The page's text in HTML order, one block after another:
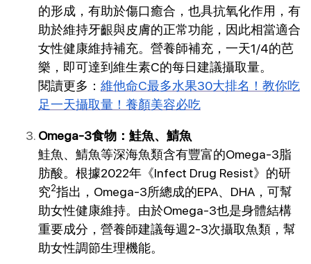
的形成，有助於傷口癒合，也具抗氧化作用，有
助於維持牙齦與皮膚的正常功能，因此相當適合
女性健康維持補充。營養師補充，一天1/4的芭
樂，即可達到維生素C的每日建議攝取量。
閱讀更多： 維他命C最多水果30大排名！教你吃
足一天攝取量！養顏美容必吃
Omega-3食物：鮭魚、鯖魚
鮭魚、鯖魚等深海魚類含有豐富的Omega-3脂
肪酸。根據2022年《Infect Drug Resist》的研
究2指出，Omega-3所總成的EPA、DHA，可幫
助女性健康維持。由於Omega-3也是身體結構
重要成分，營養師建議每週2-3次攝取魚類，幫
助女性調節生理機能。